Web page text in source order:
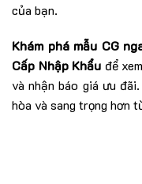
của bạn.
Khám phá mẫu CG
Cấp Nhập Khẩu để
và nhận báo giá ưu
hòa và sang trọng hơn